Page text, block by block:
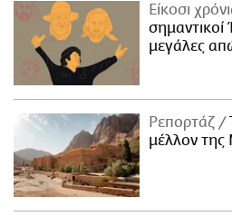
Είκοσι
σημαντικοί
μεγάλες
Ρεπορτάζ
μέλλον της